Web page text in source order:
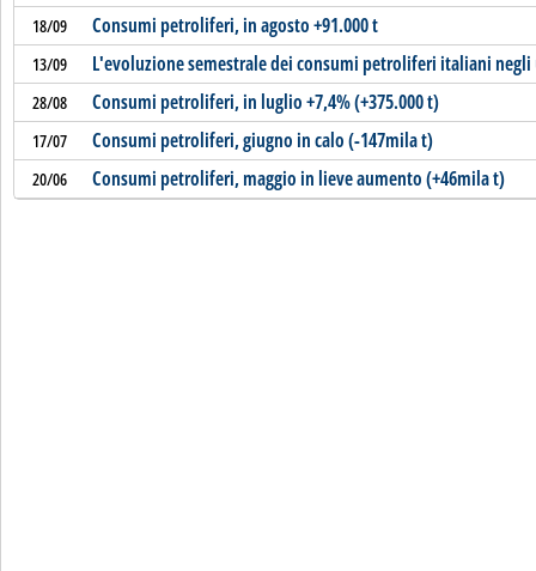
18/09 Consumi petroliferi, in agosto +91.000 t
13/09 L'evoluzione semestrale dei consumi petroliferi italiani
28/08 Consumi petroliferi, in luglio +7,4% (+375.000 t)
17/07 Consumi petroliferi, giugno in calo (-147mila t)
20/06 Consumi petroliferi, maggio in lieve aumento (+46mila t)